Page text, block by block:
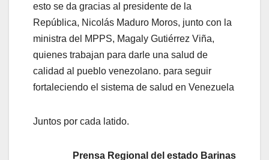
esto se da gracias al presidente de la
República, Nicolás Maduro Moros, junto con la
ministra del MPPS, Magaly Gutiérrez Viña,
quienes trabajan para darle una salud de
calidad al pueblo venezolano. para seguir
fortaleciendo el sistema de salud en Venezuela
Juntos por cada latido.
Prensa Regional del estado Barinas